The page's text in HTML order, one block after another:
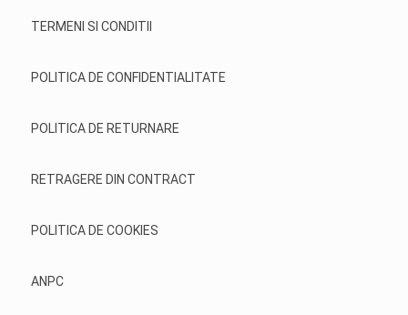
TERMENI SI CONDITII
POLITICA DE CONFIDENTIALITATE
POLITICA DE RETURNARE
RETRAGERE DIN CONTRACT
POLITICA DE COOKIES
ANPC